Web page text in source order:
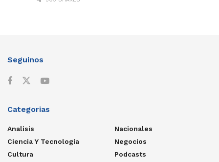
Seguinos
Categorias
Analisis
Ciencia Y Tecnología
Cultura
Nacionales
Negocios
Podcasts